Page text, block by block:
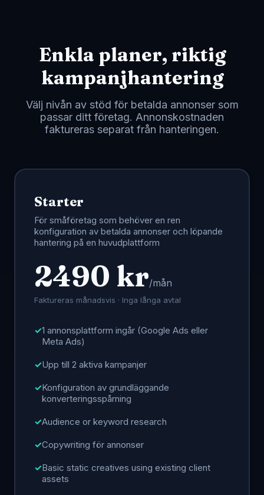
Enkla planer, riktig
kampanjhantering
Välj nivån av stöd för betalda annonser som
passar ditt företag. Annonskostnaden
faktureras separat från hanteringen.
Starter
För småföretag som behöver en ren
konfiguration av betalda annonser och löpande
hantering på en huvudplattform
2490 kr/mån
Faktureras månadsvis · Inga långa avtal
1 annonsplattform ingår (Google Ads eller
Meta Ads)
Upp till 2 aktiva kampanjer
Konfiguration av grundläggande
konverteringsspårning
Audience or keyword research
Copywriting för annonser
Basic static creatives using existing client
assets